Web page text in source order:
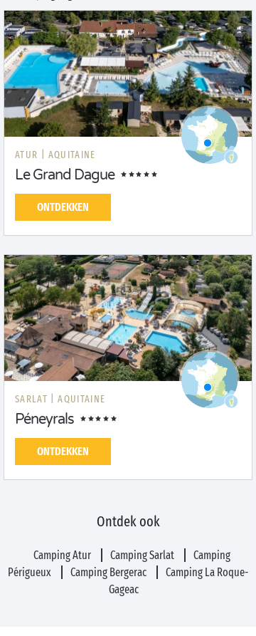
ATUR | AQUITAINE
Le Grand Dague
ONTDEKKEN
SARLAT | AQUITAINE
Péneyrals
ONTDEKKEN
Ontdek ook
Camping Atur Camping Sarlat
Camping
Périgueux
Camping Bergerac
Camping La Roque-
Gageac